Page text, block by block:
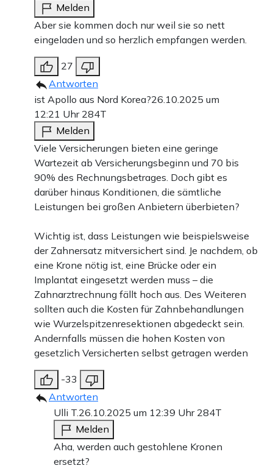
Melden
Aber sie kommen doch nur weil sie so nett
eingeladen und so herzlich empfangen werden.
27
Antworten
ist Apollo aus Nord Korea?26.10.2025 um
12:21 Uhr 284T
Melden
Viele Versicherungen bieten eine geringe
Wartezeit ab Versicherungsbeginn und 70 bis
90% des Rechnungsbetrages. Doch gibt es
darüber hinaus Konditionen, die sämtliche
Leistungen bei großen Anbietern überbieten?
Wichtig ist, dass Leistungen wie beispielsweise
der Zahnersatz mitversichert sind. Je nachdem, ob
eine Krone nötig ist, eine Brücke oder ein
Implantat eingesetzt werden muss – die
Zahnarztrechnung fällt hoch aus. Des Weiteren
sollten auch die Kosten für Zahnbehandlungen
wie Wurzelspitzenresektionen abgedeckt sein.
Andernfalls müssen die hohen Kosten von
gesetzlich Versicherten selbst getragen werden
-33
Antworten
Ulli T. 26.10.2025 um 12:39 Uhr 284T
Melden
Aha, werden auch gestohlene Kronen
ersetzt?